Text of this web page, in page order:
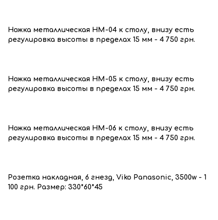
Ножка металлическая HM-04 к столу, внизу есть
регулировка высоты в пределах 15 мм - 4 750 грн.
Ножка металлическая HM-05 к столу, внизу есть
регулировка высоты в пределах 15 мм - 4 750 грн.
Ножка металлическая HM-06 к столу, внизу есть
регулировка высоты в пределах 15 мм - 4 750 грн.
Розетка накладная, 6 гнезд, Viko Panasonic, 3500w - 1
100 грн. Размер: 330*60*45